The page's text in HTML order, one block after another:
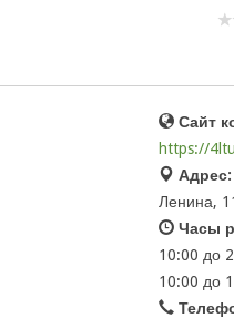
Сайт
https://
Адрес:
Ленина,
Часы
10:00 до
10:00 до